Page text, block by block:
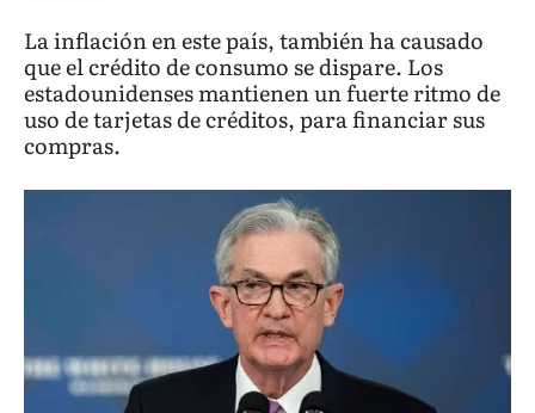
La inflación en este país, también ha causado
que el crédito de consumo se dispare. Los
estadounidenses mantienen un fuerte ritmo de
uso de tarjetas de créditos, para financiar sus
compras.